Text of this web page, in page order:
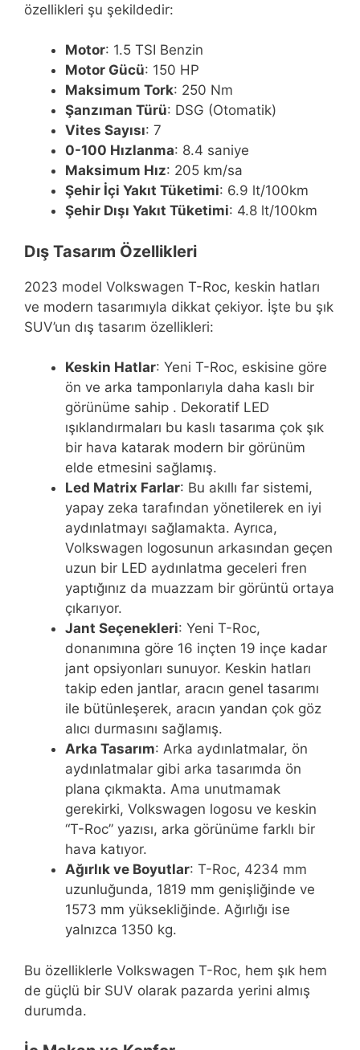
özellikleri şu şekildedir:
Motor: 1.5 TSI Benzin
Motor Gücü: 150 HP
Maksimum Tork: 250 Nm
Şanzıman Türü: DSG (Otomatik)
Vites Sayısı: 7
0-100 Hızlanma: 8.4 saniye
Maksimum Hız: 205 km/sa
Şehir İçi Yakıt Tüketimi: 6.9 lt/100km
Şehir Dışı Yakıt Tüketimi: 4.8 lt/100km
Dış Tasarım Özellikleri
2023 model Volkswagen T-Roc, keskin hatları
ve modern tasarımıyla dikkat çekiyor. İşte bu şık
SUV’un dış tasarım özellikleri:
Keskin Hatlar: Yeni T-Roc, eskisine göre
ön ve arka tamponlarıyla daha kaslı bir
görünüme sahip . Dekoratif LED
ışıklandırmaları bu kaslı tasarıma çok şık
bir hava katarak modern bir görünüm
elde etmesini sağlamış.
Led Matrix Farlar: Bu akıllı far sistemi,
yapay zeka tarafından yönetilerek en iyi
aydınlatmayı sağlamakta. Ayrıca,
Volkswagen logosunun arkasından geçen
uzun bir LED aydınlatma geceleri fren
yaptığınız da muazzam bir görüntü ortaya
çıkarıyor.
Jant Seçenekleri: Yeni T-Roc,
donanımına göre 16 inçten 19 inçe kadar
jant opsiyonları sunuyor. Keskin hatları
takip eden jantlar, aracın genel tasarımı
ile bütünleşerek, aracın yandan çok göz
alıcı durmasını sağlamış.
Arka Tasarım: Arka aydınlatmalar, ön
aydınlatmalar gibi arka tasarımda ön
plana çıkmakta. Ama unutmamak
gerekirki, Volkswagen logosu ve keskin
“T-Roc” yazısı, arka görünüme farklı bir
hava katıyor.
Ağırlık ve Boyutlar: T-Roc, 4234 mm
uzunluğunda, 1819 mm genişliğinde ve
1573 mm yüksekliğinde. Ağırlığı ise
yalnızca 1350 kg.
Bu özelliklerle Volkswagen T-Roc, hem şık hem
de güçlü bir SUV olarak pazarda yerini almış
durumda.